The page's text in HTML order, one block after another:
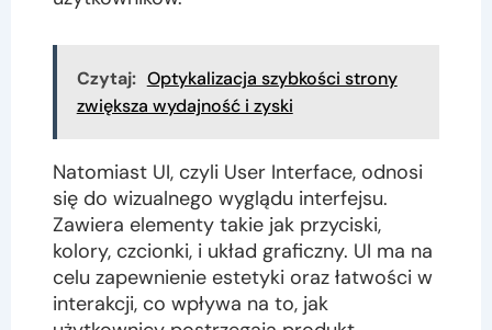
Czytaj: Optykalizacja szybkości strony
zwiększa wydajność i zyski
Natomiast UI, czyli User Interface, odnosi
się do wizualnego wyglądu interfejsu.
Zawiera elementy takie jak przyciski,
kolory, czcionki, i układ graficzny. UI ma na
celu zapewnienie estetyki oraz łatwości w
interakcji, co wpływa na to, jak